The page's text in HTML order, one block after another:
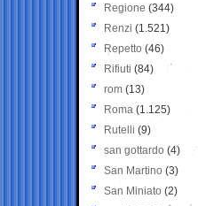
Regione (344)
Renzi (1.521)
Repetto (46)
Rifiuti (84)
rom (13)
Roma (1.125)
Rutelli (9)
san gottardo (4)
San Martino (3)
San Miniato (2)